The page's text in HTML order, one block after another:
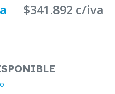
$341.892 c/iva